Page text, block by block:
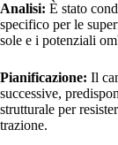
Analisi: È stato
specifico per le
sole e i potenziali
Pianificazione: Il
successive,
strutturale per
trazione.